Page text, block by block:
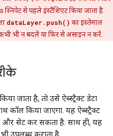
स्निपेट से पहले इंस्टैंशिएट किया जाता है.
dataLayer.push() का इस्तेमाल
भी न बदलें या फिर से असाइन न करें.
जाता है, तो उसे ऐब्स्ट्रैक्ट डेटा
कॉल किया जाएगा. यह ऐब्स्ट्रैक्ट
और सेट कर सकता है. साथ ही, यह